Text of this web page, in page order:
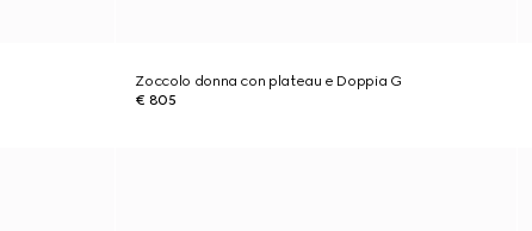
Zoccolo donna con plateau e Doppia G
€ 805